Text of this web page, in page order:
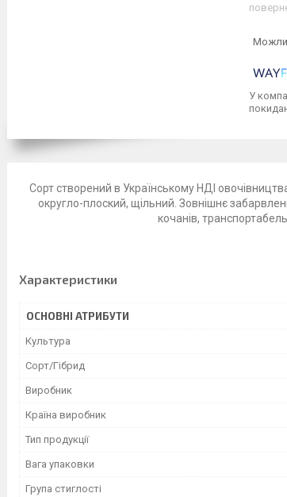
У
Сорт створений в Українському НДІ
округло-плоский, щільний. Зовнішнє
кочанів,
Характеристики
ОСНОВНІ АТРИБУТИ
Культура
Сорт/Гібрид
Виробник
Країна виробник
Тип продукції
Вага упаковки
Група стиглості